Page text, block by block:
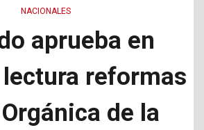
NACIONALES
aprueba en
reformas
de la